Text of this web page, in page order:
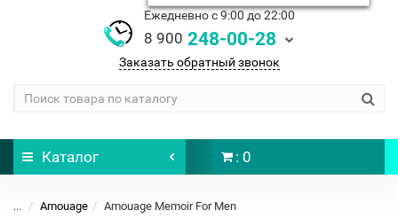
Ежедневно с 9:00 до 22:00
8 900 248-00-28
Заказать обратный звонок
Каталог : 0
... Amouage Amouage Memoir For Men